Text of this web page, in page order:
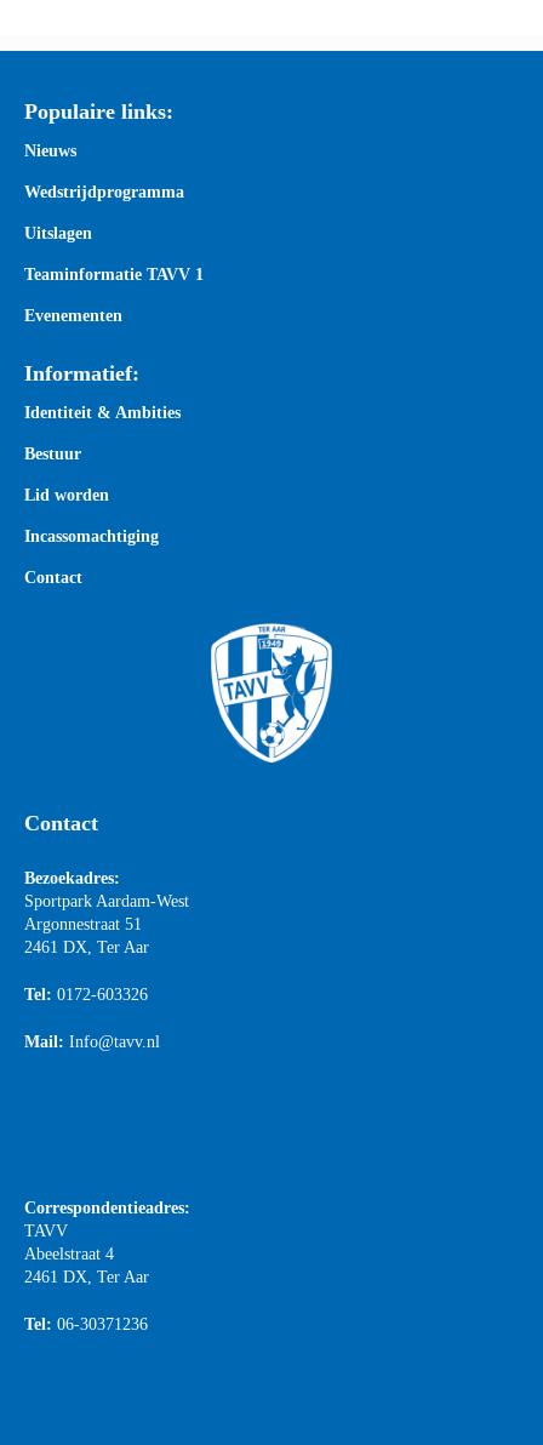
Populaire links:
Nieuws
Wedstrijdprogramma
Uitslagen
Teaminformatie TAVV 1
Evenementen
Informatief:
Identiteit & Ambities
Bestuur
Lid worden
Incassomachtiging
Contact
Contact
Bezoekadres:
Sportpark Aardam-West
Argonnestraat 51
2461 DX, Ter Aar
Tel: 0172-603326
Mail: Info@tavv.nl
Correspondentieadres:
TAVV
Abeelstraat 4
2461 DX, Ter Aar
Tel: 06-30371236